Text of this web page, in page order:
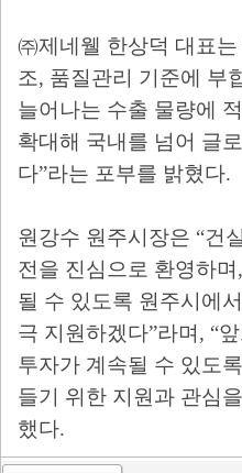
㈜제네웰 한상덕 대표는
조, 품질관리 기준에 부
늘어나는 수출 물량에
확대해 국내를 넘어 글
다”라는 포부를 밝혔다.
원강수 원주시장은 “건
전을 진심으로 환영하며,
될 수 있도록 원주시에
극 지원하겠다”라며, “
투자가 계속될 수 있도
들기 위한 지원과 관심
했다.